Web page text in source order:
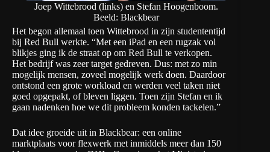
Joep Wittebrood (links) en Stefan Hoogenboom.
Beeld: Blackbear
Het begon allemaal toen Wittebrood in zijn studententijd
bij Red Bull werkte. “Met een iPad en een rugzak vol
blikjes ging ik de straat op om Red Bull te verkopen.
Het bedrijf was zeer target gedreven. Dus: met zo min
mogelijk mensen, zoveel mogelijk werk doen. Daardoor
ontstond een grote workload en werden veel taken niet
goed opgepakt, of bleven liggen. Toen zijn Stefan en ik
gaan nadenken hoe we dit probleem konden tackelen.”
Dat idee groeide uit in Blackbear: een online
marktplaats voor flexwerk met inmiddels meer dan 150